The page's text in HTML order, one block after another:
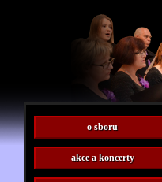
o sboru
akce a koncerty